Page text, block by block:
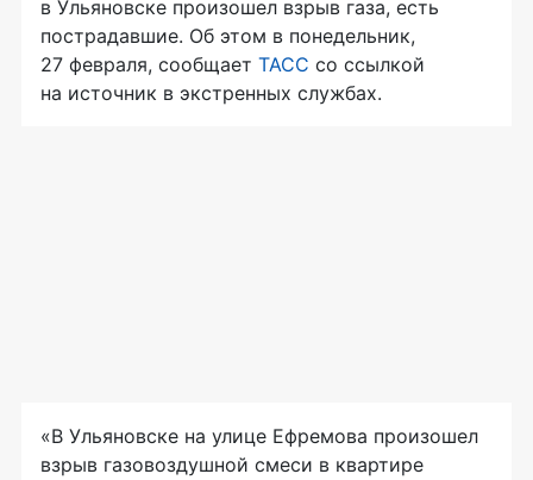
в Ульяновске произошел взрыв газа, есть
пострадавшие. Об этом в понедельник,
27 февраля, сообщает ТАСС со ссылкой
на источник в экстренных службах.
«В Ульяновске на улице Ефремова произошел
взрыв газовоздушной смеси в квартире